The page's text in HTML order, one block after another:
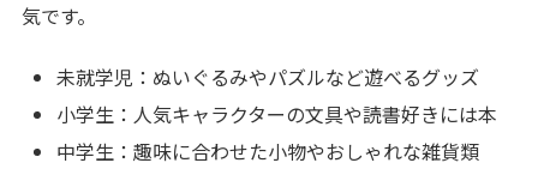
気です。
未就学児：ぬいぐるみやパズルなど遊べるグッズ
小学生：人気キャラクターの文具や読書好きには本
中学生：趣味に合わせた小物やおしゃれな雑貨類